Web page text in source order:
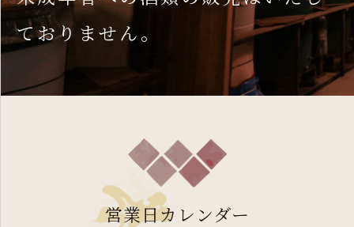
ておりません。
営業日カレンダー